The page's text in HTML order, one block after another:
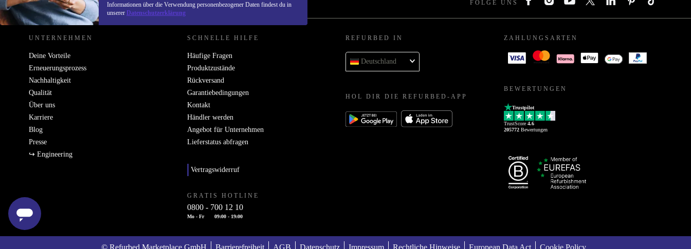
Informationen über die Verwendung personenbezogener Daten findest du in
unserer Datenschutzerklärung
REFURBED DEUTSCHLAND - RETHINK NEW. FOLGE UNS
UNTERNEHMEN
Deine Vorteile
Erneuerungsprozess
Nachhaltigkeit
Qualität
Über uns
Karriere
Blog
Presse
↪ Engineering
SCHNELLE HILFE
Häufige Fragen
Produktzustände
Rückversand
Garantiebedingungen
Kontakt
Händler werden
Angebot für Unternehmen
Lieferstatus abfragen
Vertragswiderruf
GRATIS HOTLINE
0800 - 700 12 10
Mo - Fr 09:00 - 19:00
REFURBED IN
Deutschland
HOL DIR DIE REFURBED-APP
ZAHLUNGSARTEN
BEWERTUNGEN
Trustpilot
TrustScore 4.6
205772 Bewertungen
© Refurbed Marketplace GmbH Barrierefreiheit AGB Datenschutz Impressum Rechtliche Hinweise European Data Act Cookie Policy